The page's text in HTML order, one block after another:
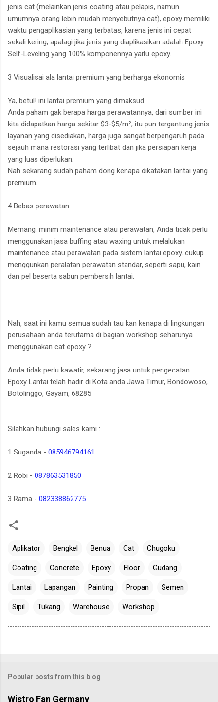
jenis cat (melainkan jenis coating atau pelapis, namun
umumnya orang lebih mudah menyebutnya cat), epoxy memiliki
waktu pengaplikasian yang terbatas, karena jenis ini cepat
sekali kering, apalagi jika jenis yang diaplikasikan adalah Epoxy
Self-Leveling yang 100% komponennya yaitu epoxy.
3 Visualisai ala lantai premium yang berharga ekonomis
Ya, betul! ini lantai premium yang dimaksud.
Anda paham gak berapa harga perawatannya, dari sumber ini
kita didapatkan harga sekitar $3-$5/m², itu pun tergantung jenis
layanan yang disediakan, harga juga sangat berpengaruh pada
sejauh mana restorasi yang terlibat dan jika persiapan kerja
yang luas diperlukan.
Nah sekarang sudah paham dong kenapa dikatakan lantai yang
premium.
4 Bebas perawatan
Memang, minim maintenance atau perawatan, Anda tidak perlu
menggunakan jasa buffing atau waxing untuk melalukan
maintenance atau perawatan pada sistem lantai epoxy, cukup
menggunkan peralatan perawatan standar, seperti sapu, kain
dan pel beserta sabun pembersih lantai.
Nah, saat ini kamu semua sudah tau kan kenapa di lingkungan
perusahaan anda terutama di bagian workshop seharunya
menggunakan cat epoxy ?
Anda tidak perlu kawatir, sekarang jasa untuk pengecatan
Epoxy Lantai telah hadir di Kota anda Jawa Timur, Bondowoso,
Botolinggo, Gayam, 68285
Silahkan hubungi sales kami :
1 Suganda - 085946794161
2 Robi - 087863531850
3 Rama - 082338862775
Aplikator Bengkel Benua Cat Chugoku
Coating Concrete Epoxy Floor Gudang
Lantai Lapangan Painting Propan Semen
Sipil Tukang Warehouse Workshop
Popular posts from this blog
Wistro Fan Germany